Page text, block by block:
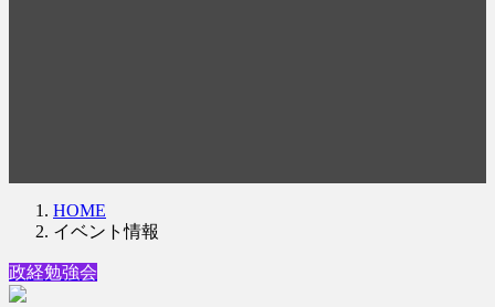
HOME
イベント情報
政経勉強会